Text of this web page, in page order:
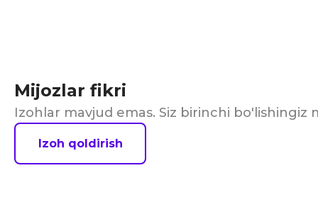
Mijozlar fikri
Izohlar mavjud emas. Siz birinchi bo'lishingiz
Izoh qoldirish